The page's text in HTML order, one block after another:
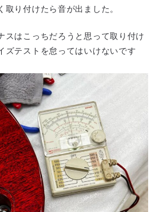
り付けたら音が出ました。
スはこっちだろうと思って取り付け
ズテストを怠ってはいけないです